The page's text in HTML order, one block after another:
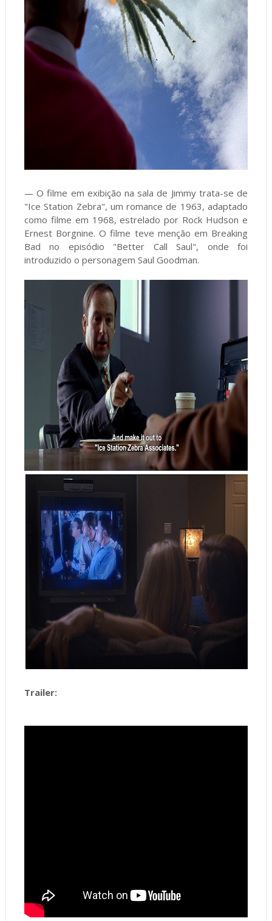
— O filme em exibição na sala de Jimmy trata-se de
"Ice Station Zebra", um romance de 1963, adaptado
como filme em 1968, estrelado por Rock Hudson e
Ernest Borgnine. O filme teve menção em Breaking
Bad no episódio "Better Call Saul", onde foi
introduzido o personagem Saul Goodman.
Trailer: